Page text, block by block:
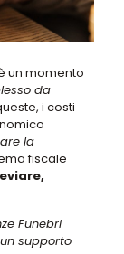
un momento
da
i costi
la
fiscale
Funebri
supporto